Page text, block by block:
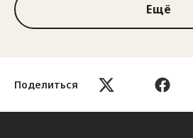
Поделиться
Ещё